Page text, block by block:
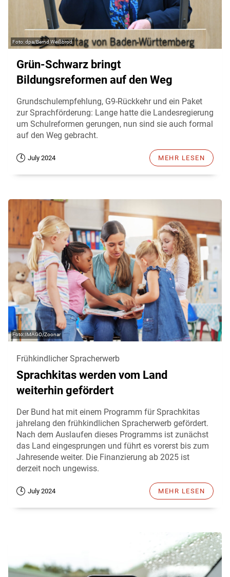
dpa/Bernd Weißbrod
Grün-Schwarz bringt
Bildungsreformen auf den Weg
Grundschulempfehlung, G9-Rückkehr und ein Paket
zur Sprachförderung: Lange hatte die Landesregierung
um Schulreformen gerungen, nun sind sie auch formal
auf den Weg gebracht.
July 2024 MEHR LESEN
IMAGO/Zoonar
Frühkindlicher Spracherwerb
Sprachkitas werden vom Land
weiterhin gefördert
Der Bund hat mit einem Programm für Sprachkitas
jahrelang den frühkindlichen Spracherwerb gefördert.
Nach dem Auslaufen dieses Programms ist zunächst
das Land eingesprungen und führt es vorerst bis zum
Jahresende weiter. Die Finanzierung ab 2025 ist
derzeit noch ungewiss.
July 2024 MEHR LESEN